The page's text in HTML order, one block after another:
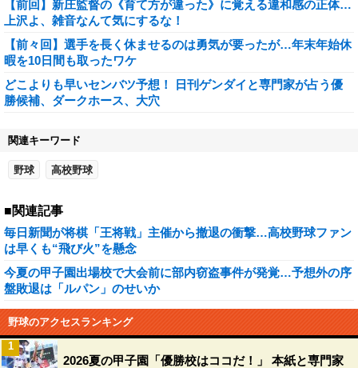
【前回】新庄監督の《育て方が違った》に覚える違和感の正体…
上沢よ、雑音なんて気にするな！
【前々回】選手を長く休ませるのは勇気が要ったが…年末年始休
暇を10日間も取ったワケ
どこよりも早いセンバツ予想！ 日刊ゲンダイと専門家が占う優
勝候補、ダークホース、大穴
関連キーワード
野球 高校野球
■関連記事
毎日新聞が将棋「王将戦」主催から撤退の衝撃…高校野球ファン
は早くも“飛び火”を懸念
今夏の甲子園出場校で大会前に部内窃盗事件が発覚…予想外の序
盤敗退は「ルパン」のせいか
野球のアクセスランキング
2026夏の甲子園「優勝校はココだ！」 本紙と専門家
1